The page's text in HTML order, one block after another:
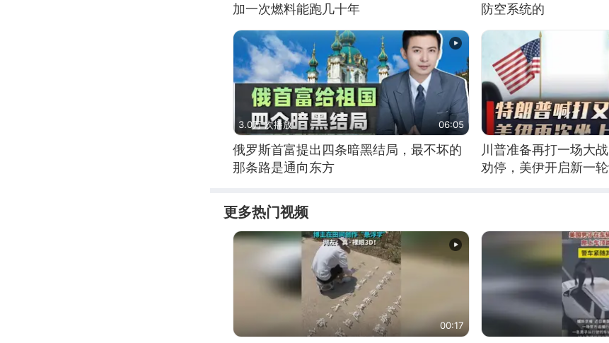
加一次燃料能跑几十年
防空系统的
3.0万 次播放 06:05
俄罗斯首富提出四条暗黑结局，最不坏的
那条路是通向东方
川普准备再打一场大
劝停，美伊开启新一轮
更多热门视频
00:17